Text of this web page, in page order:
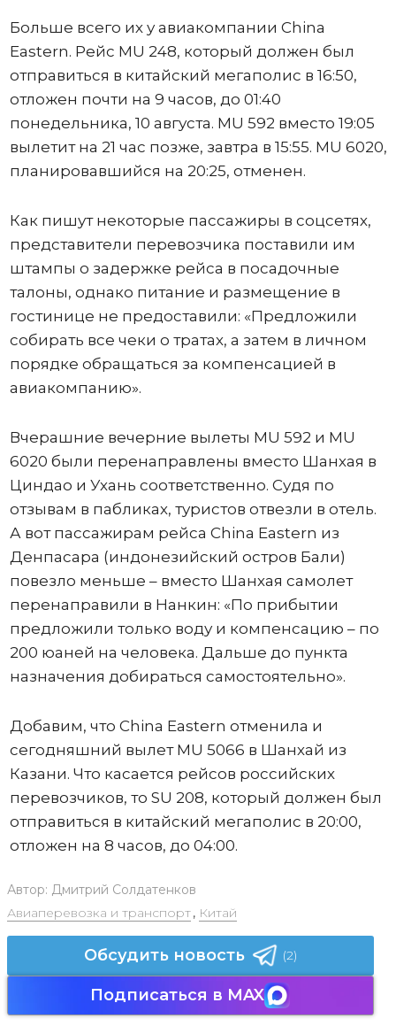
Больше всего их у авиакомпании China
Eastern. Рейс MU 248, который должен был
отправиться в китайский мегаполис в 16:50,
отложен почти на 9 часов, до 01:40
понедельника, 10 августа. MU 592 вместо 19:05
вылетит на 21 час позже, завтра в 15:55. MU 6020,
планировавшийся на 20:25, отменен.
Как пишут некоторые пассажиры в соцсетях,
представители перевозчика поставили им
штампы о задержке рейса в посадочные
талоны, однако питание и размещение в
гостинице не предоставили: «Предложили
собирать все чеки о тратах, а затем в личном
порядке обращаться за компенсацией в
авиакомпанию».
Вчерашние вечерние вылеты MU 592 и MU
6020 были перенаправлены вместо Шанхая в
Циндао и Ухань соответственно. Судя по
отзывам в пабликах, туристов отвезли в отель.
А вот пассажирам рейса China Eastern из
Денпасара (индонезийский остров Бали)
повезло меньше – вместо Шанхая самолет
перенаправили в Нанкин: «По прибытии
предложили только воду и компенсацию – по
200 юаней на человека. Дальше до пункта
назначения добираться самостоятельно».
Добавим, что China Eastern отменила и
сегодняшний вылет MU 5066 в Шанхай из
Казани. Что касается рейсов российских
перевозчиков, то SU 208, который должен был
отправиться в китайский мегаполис в 20:00,
отложен на 8 часов, до 04:00.
Автор: Дмитрий Солдатенков
Авиаперевозка и транспорт, Китай
Обсудить новость (2)
Подписаться в MAX